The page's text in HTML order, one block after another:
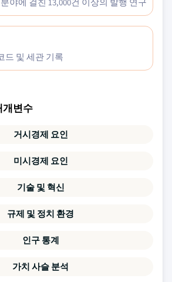
드 및 세관 기록
개변수
거시경제 요인
미시경제 요인
기술 및 혁신
규제 및 정치 환경
인구 통계
가치 사슬 분석